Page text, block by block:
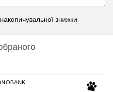
знижки